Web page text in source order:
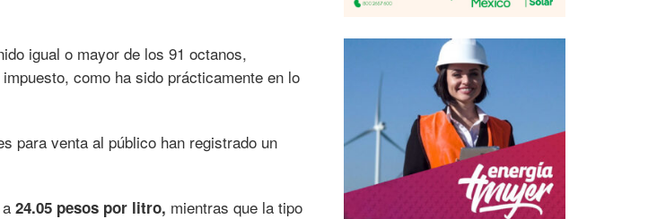
igual o mayor de los 91 octanos,
como ha sido prácticamente en lo
para venta al público han registrado un
24.05 pesos por litro, mientras que la tipo